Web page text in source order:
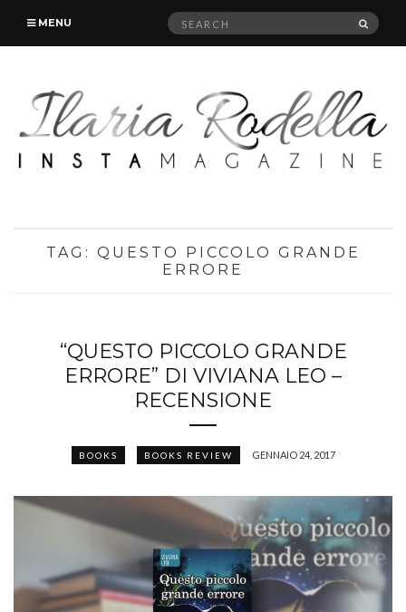
MENU
Search
TAG: QUESTO PICCOLO GRANDE
ERRORE
“QUESTO PICCOLO GRANDE
ERRORE” DI VIVIANA LEO –
RECENSIONE
BOOKS BOOKS REVIEW GENNAIO 24, 2017